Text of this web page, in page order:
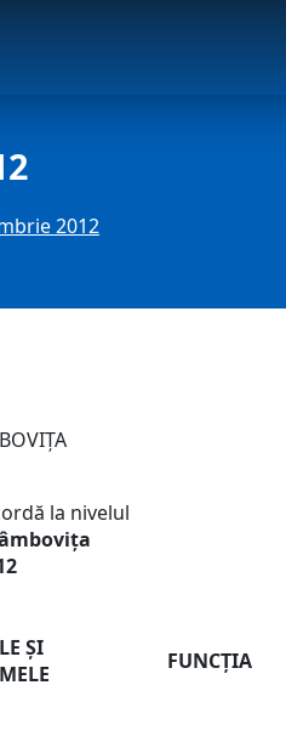
2012
la nivelul
ŞI
FUNCŢIA